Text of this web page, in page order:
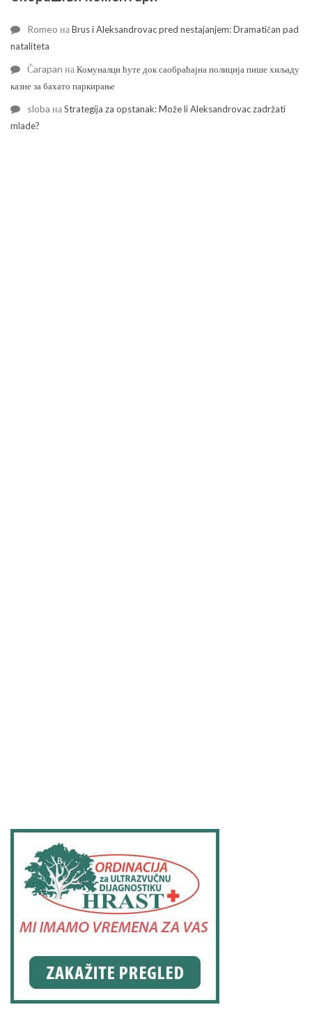
Romeo наBrus i Aleksandrovac pred nestajanjem: Dramatičan pad
nataliteta
Čarapan наКомуналци ћуте док саобраћајна полиција пише хиљаду
казне за бахато паркирање
sloba наStrategija za opstanak: Može li Aleksandrovac zadržati
mlade?